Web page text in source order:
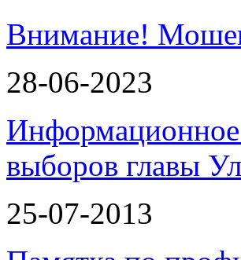
Внимание!
28-06-2023
выборов главы
25-07-2013